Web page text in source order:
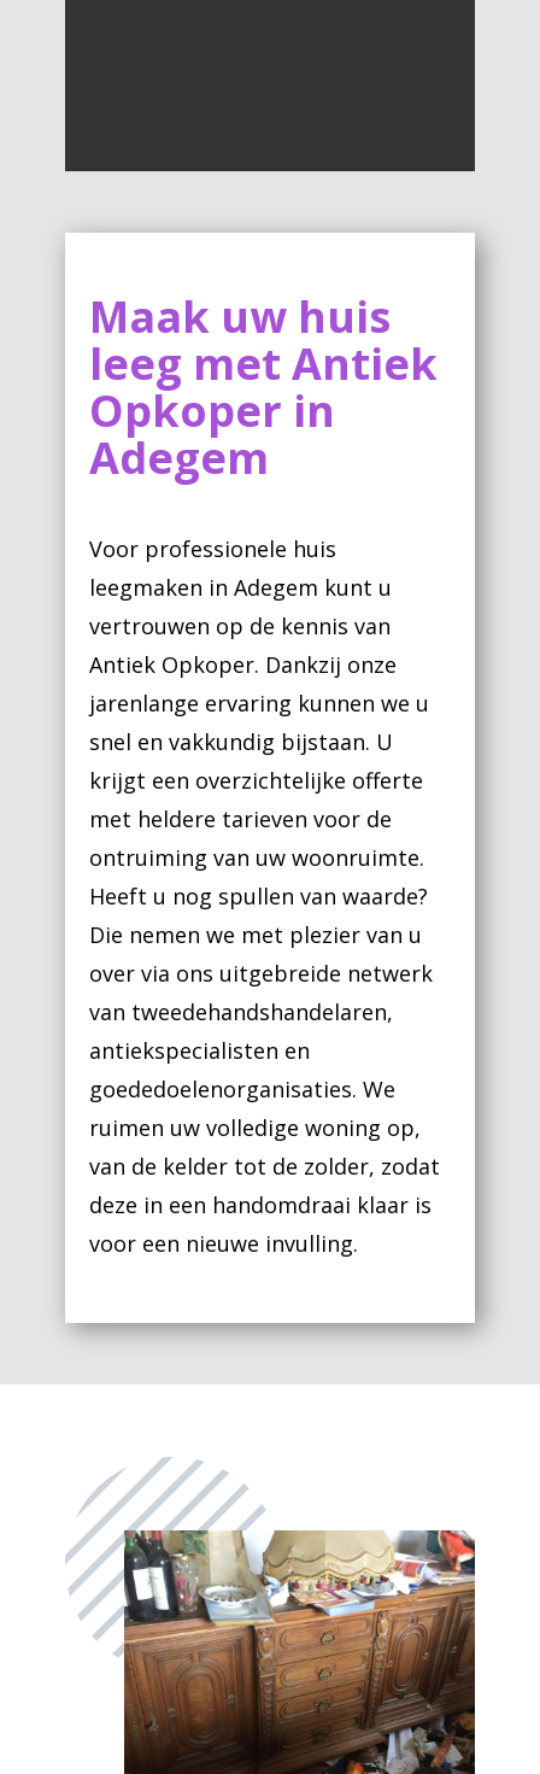
Maak uw huis
leeg met Antiek
Opkoper in
Adegem
Voor professionele huis
leegmaken in Adegem kunt u
vertrouwen op de kennis van
Antiek Opkoper. Dankzij onze
jarenlange ervaring kunnen we u
snel en vakkundig bijstaan. U
krijgt een overzichtelijke offerte
met heldere tarieven voor de
ontruiming van uw woonruimte.
Heeft u nog spullen van waarde?
Die nemen we met plezier van u
over via ons uitgebreide netwerk
van tweedehandshandelaren,
antiekspecialisten en
goededoelenorganisaties. We
ruimen uw volledige woning op,
van de kelder tot de zolder, zodat
deze in een handomdraai klaar is
voor een nieuwe invulling.